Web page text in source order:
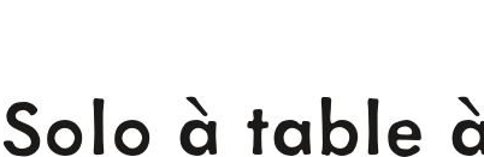
Solo à table